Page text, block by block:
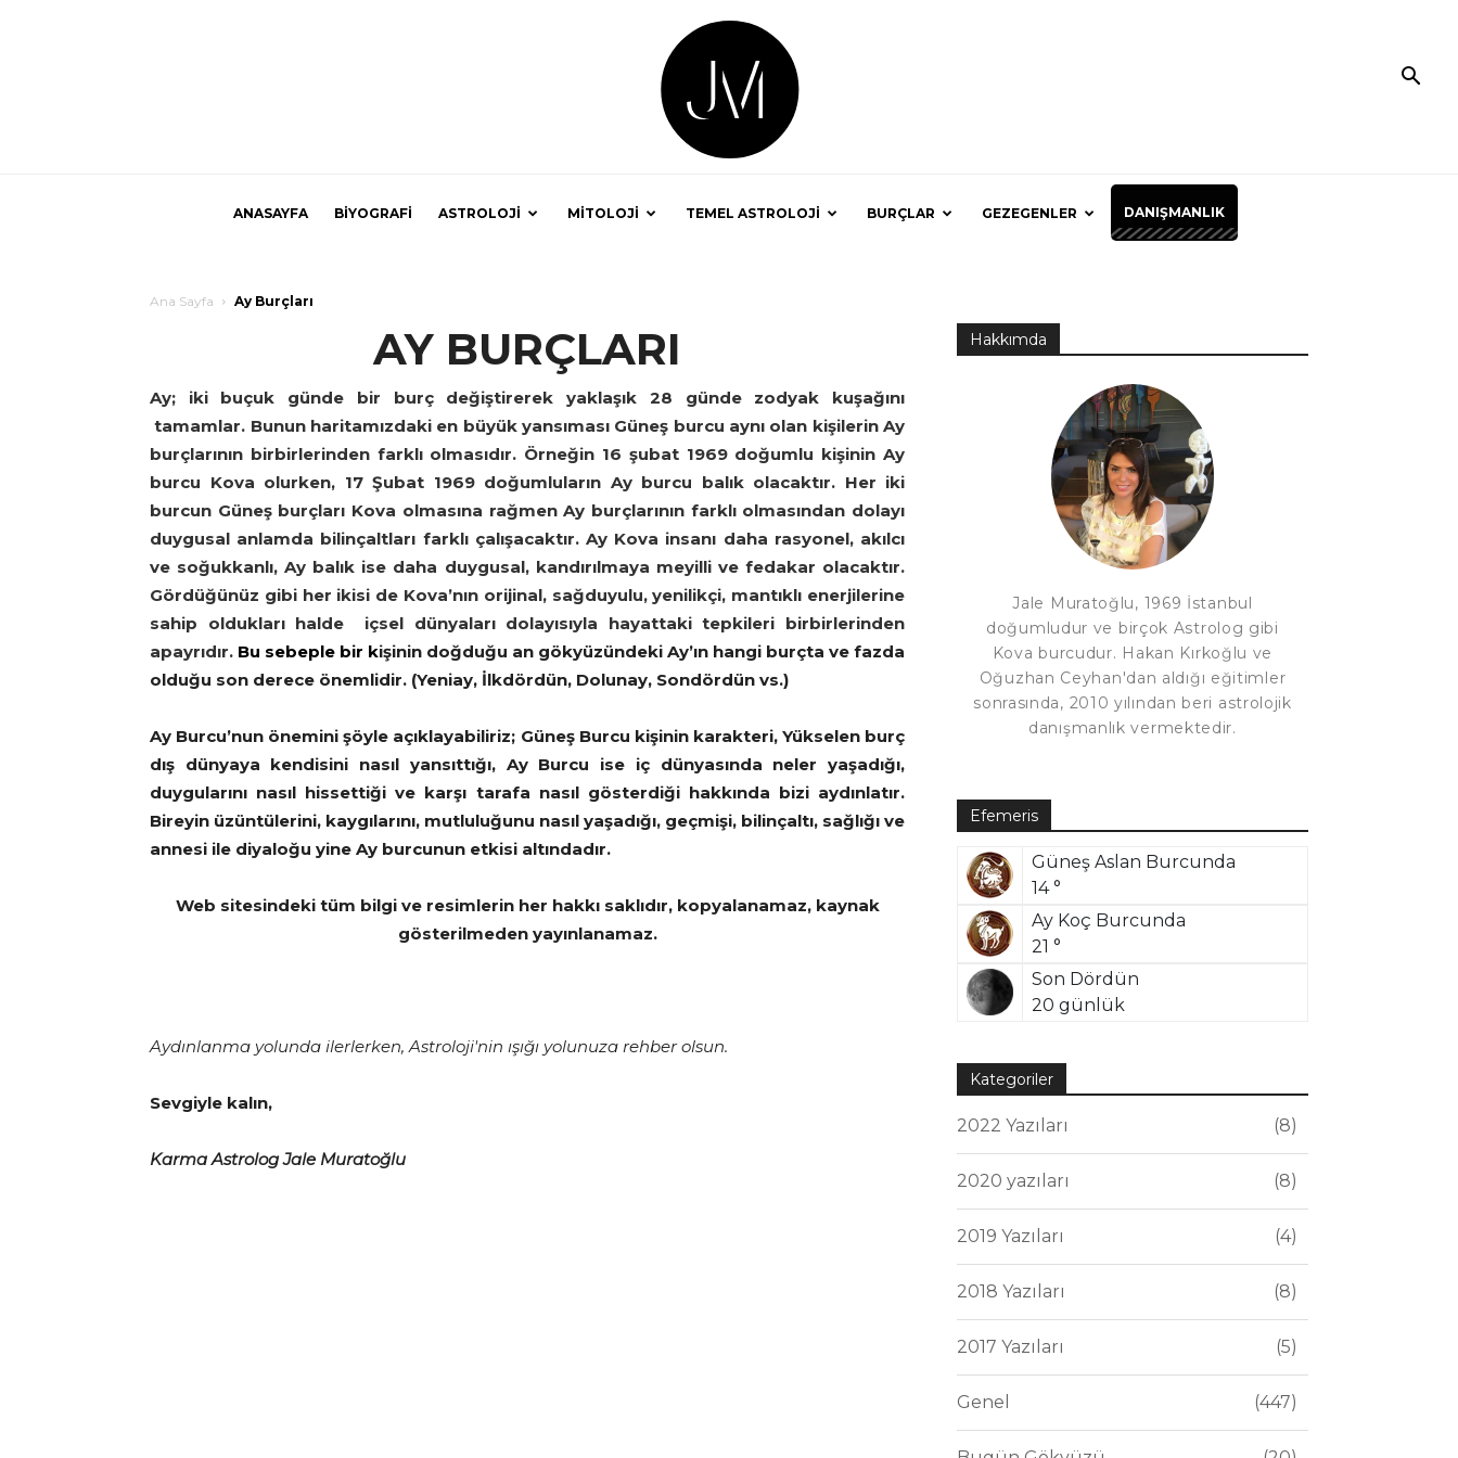
Jale
Muratoğlu
ANASAYFA BİYOGRAFİ ASTROLOJİ MİTOLOJİ TEMEL ASTROLOJİ BURÇLAR GEZEGENLER DANIŞMANLIK
Ana Sayfa Ay Burçları
AY BURÇLARI
Ay; iki buçuk günde bir burç değiştirerek yaklaşık 28 günde zodyak kuşağını
tamamlar. Bunun haritamızdaki en büyük yansıması Güneş burcu aynı olan kişilerin Ay
burçlarının birbirlerinden farklı olmasıdır. Örneğin 16 şubat 1969 doğumlu kişinin Ay
burcu Kova olurken, 17 Şubat 1969 doğumluların Ay burcu balık olacaktır. Her iki
burcun Güneş burçları Kova olmasına rağmen Ay burçlarının farklı olmasından dolayı
duygusal anlamda bilinçaltları farklı çalışacaktır. Ay Kova insanı daha rasyonel, akılcı
ve soğukkanlı, Ay balık ise daha duygusal, kandırılmaya meyilli ve fedakar olacaktır.
Gördüğünüz gibi her ikisi de Kova’nın orijinal, sağduyulu, yenilikçi, mantıklı enerjilerine
sahip oldukları halde içsel dünyaları dolayısıyla hayattaki tepkileri birbirlerinden
apayrıdır. Bu sebeple bir kişinin doğduğu an gökyüzündeki Ay’ın hangi burçta ve fazda
olduğu son derece önemlidir. (Yeniay, İlkdördün, Dolunay, Sondördün vs.)
Ay Burcu’nun önemini şöyle açıklayabiliriz; Güneş Burcu kişinin karakteri, Yükselen burç
dış dünyaya kendisini nasıl yansıttığı, Ay Burcu ise iç dünyasında neler yaşadığı,
duygularını nasıl hissettiği ve karşı tarafa nasıl gösterdiği hakkında bizi aydınlatır.
Bireyin üzüntülerini, kaygılarını, mutluluğunu nasıl yaşadığı, geçmişi, bilinçaltı, sağlığı ve
annesi ile diyaloğu yine Ay burcunun etkisi altındadır.
Web sitesindeki tüm bilgi ve resimlerin her hakkı saklıdır, kopyalanamaz, kaynak
gösterilmeden yayınlanamaz.
Aydınlanma yolunda ilerlerken, Astroloji'nin ışığı yolunuza rehber olsun.
Sevgiyle kalın,
Karma Astrolog Jale Muratoğlu
Hakkımda
Jale Muratoğlu, 1969 İstanbul
doğumludur ve birçok Astrolog gibi
Kova burcudur. Hakan Kırkoğlu ve
Oğuzhan Ceyhan'dan aldığı eğitimler
sonrasında, 2010 yılından beri astrolojik
danışmanlık vermektedir.
Efemeris
Güneş Aslan Burcunda
14 °
Ay Koç Burcunda
21 °
Son Dördün
20 günlük
Kategoriler
2022 Yazıları 8
2020 yazıları 8
2019 Yazıları 4
2018 Yazıları 8
2017 Yazıları 5
Genel 447